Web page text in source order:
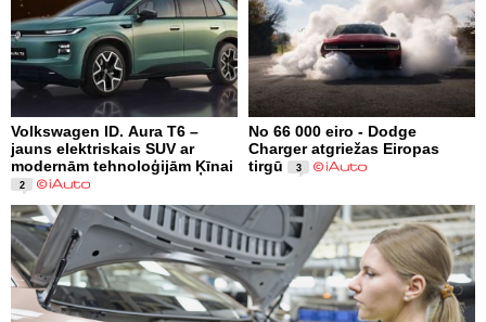
Volkswagen ID. Aura T6 –
jauns elektriskais SUV ar
modernām tehnoloģijām Ķīnai
2
No 66 000 eiro - Dodge
Charger atgriežas Eiropas
tirgū
3